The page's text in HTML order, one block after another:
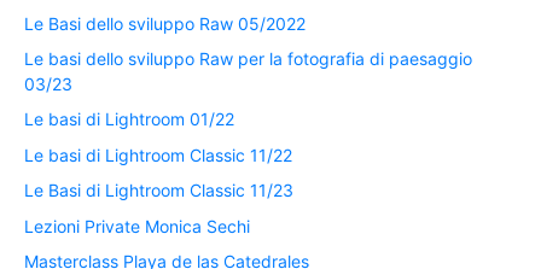
Le Basi dello sviluppo Raw 05/2022
Le basi dello sviluppo Raw per la fotografia di paesaggio
03/23
Le basi di Lightroom 01/22
Le basi di Lightroom Classic 11/22
Le Basi di Lightroom Classic 11/23
Lezioni Private Monica Sechi
Masterclass Playa de las Catedrales